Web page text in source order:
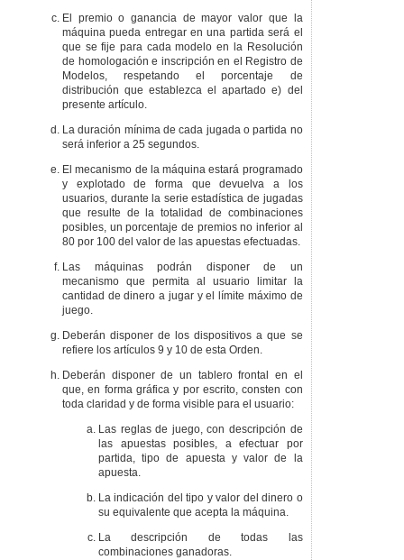
El premio o ganancia de mayor valor que la
máquina pueda entregar en una partida será el
que se fije para cada modelo en la Resolución
de homologación e inscripción en el Registro de
Modelos, respetando el porcentaje de
distribución que establezca el apartado e) del
presente artículo.
La duración mínima de cada jugada o partida no
será inferior a 25 segundos.
El mecanismo de la máquina estará programado
y explotado de forma que devuelva a los
usuarios, durante la serie estadística de jugadas
que resulte de la totalidad de combinaciones
posibles, un porcentaje de premios no inferior al
80 por 100 del valor de las apuestas efectuadas.
Las máquinas podrán disponer de un
mecanismo que permita al usuario limitar la
cantidad de dinero a jugar y el límite máximo de
juego.
Deberán disponer de los dispositivos a que se
refiere los artículos 9 y 10 de esta Orden.
Deberán disponer de un tablero frontal en el
que, en forma gráfica y por escrito, consten con
toda claridad y de forma visible para el usuario:
Las reglas de juego, con descripción de
las apuestas posibles, a efectuar por
partida, tipo de apuesta y valor de la
apuesta.
La indicación del tipo y valor del dinero o
su equivalente que acepta la máquina.
La descripción de todas las
combinaciones ganadoras.